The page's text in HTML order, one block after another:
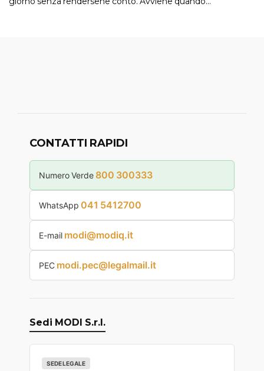
CONTATTI RAPIDI
Numero Verde 800 300333
WhatsApp 041 5412700
E-mail modi@modiq.it
PEC modi.pec@legalmail.it
Sedi MODI S.r.l.
SEDE LEGALE